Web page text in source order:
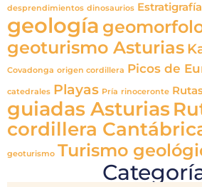
desprendimientos dinosaurios Estratigrafía
geología
geoturismo Asturias
Covadonga origen cordillera Picos de
catedrales Playas Pría rinoceronte
guiadas Asturias
cordillera
geoturismo Turismo